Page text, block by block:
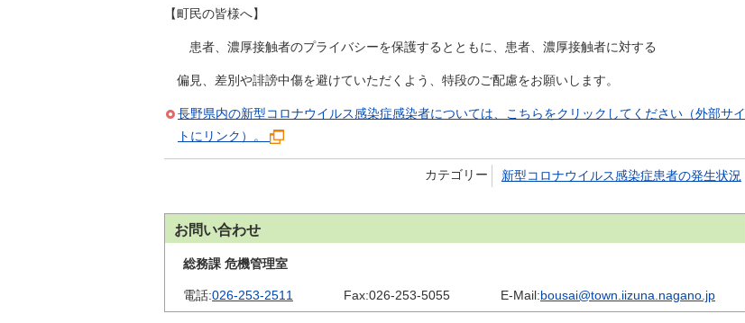
【町民の皆様へ】
患者、濃厚接触者のプライバシーを保護するとともに、患者、濃厚接触者に対する
偏見、差別や誹謗中傷を避けていただくよう、特段のご配慮をお願いします。
長野県内の新型コロナウイルス感染症感染者については、こちらをクリックしてください（外部サイ
トにリンク）。
カテゴリー 新型コロナウイルス感染症患者の発生状況
お問い合わせ
総務課 危機管理室
電話:026-253-2511 Fax:026-253-5055 E-Mail:bousai@town.iizuna.nagano.jp